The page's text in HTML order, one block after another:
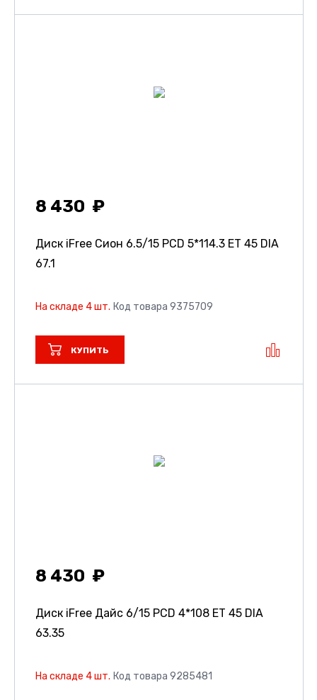
8 430
Диск iFree Сион 6.5/15 PCD 5*114.3 ET 45 DIA
67.1
На складе 4 шт. Код товара 9375709
КУПИТЬ
8 430
Диск iFree Дайс 6/15 PCD 4*108 ET 45 DIA
63.35
На складе 4 шт. Код товара 9285481